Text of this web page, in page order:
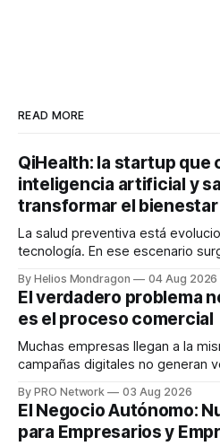
READ MORE
QiHealth: la startup que
inteligencia artificial y
transformar el
La salud preventiva está
tecnología. En ese escenario
dispositivos inteligentes,
en tiempo real para ayudar a las
decisiones sobre su salud
responder
By Helios Mondragon 04 Aug 2026
El verdadero problema
es el proceso comercial
Muchas empresas llegan a la
campañas digitales no generan
INTERIUS, el problema suele estar en
una entrevista para el podcast
marketing digital explicó que
By PRO Network 03 Aug 2026
El Negocio Autónomo:
para Empresarios y